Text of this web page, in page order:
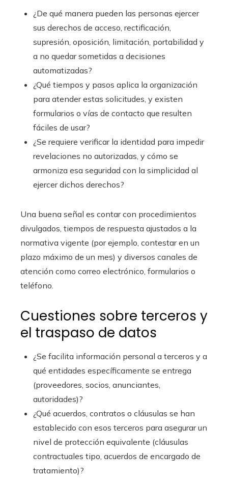
¿De qué manera pueden las personas ejercer
sus derechos de acceso, rectificación,
supresión, oposición, limitación, portabilidad y
a no quedar sometidas a decisiones
automatizadas?
¿Qué tiempos y pasos aplica la organización
para atender estas solicitudes, y existen
formularios o vías de contacto que resulten
fáciles de usar?
¿Se requiere verificar la identidad para impedir
revelaciones no autorizadas, y cómo se
armoniza esa seguridad con la simplicidad al
ejercer dichos derechos?
Una buena señal es contar con procedimientos
divulgados, tiempos de respuesta ajustados a la
normativa vigente (por ejemplo, contestar en un
plazo máximo de un mes) y diversos canales de
atención como correo electrónico, formularios o
teléfono.
Cuestiones sobre terceros y
el traspaso de datos
¿Se facilita información personal a terceros y a
qué entidades específicamente se entrega
(proveedores, socios, anunciantes,
autoridades)?
¿Qué acuerdos, contratos o cláusulas se han
establecido con esos terceros para asegurar un
nivel de protección equivalente (cláusulas
contractuales tipo, acuerdos de encargado de
tratamiento)?